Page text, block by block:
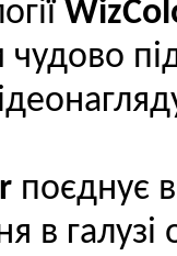
чудово
поєднує
в